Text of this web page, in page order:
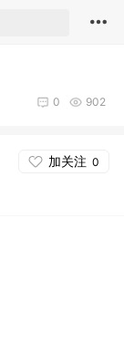
902
0
加关注 0